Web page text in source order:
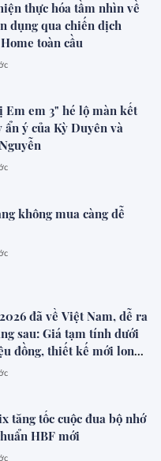
thực hóa tầm nhìn về
dụng qua chiến dịch
toàn cầu
Em em 3" hé lộ màn kết
ẩn ý của Kỳ Duyên và
không mua càng dễ
đã về Việt Nam, dễ ra
sau: Giá tạm tính dưới
đồng, thiết kế mới long
có hybrid, ADAS cạnh
tăng tốc cuộc đua bộ nhớ
HBF mới